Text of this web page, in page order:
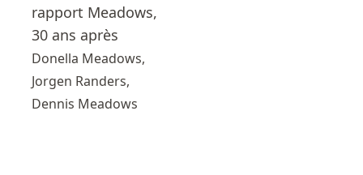
rapport Meadows,
30 ans après
Donella Meadows,
Jorgen Randers,
Dennis Meadows